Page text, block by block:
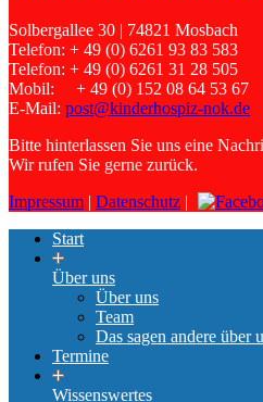
Solbergallee 30 | 74821 Mosbach
Telefon: + 49 (0) 6261 93 83 583
Telefon: + 49 (0) 6261 31 28 505
Mobil: + 49 (0) 152 08 64 53 67
E-Mail: post@kinderhospiz-nok.de
Bitte hinterlassen Sie uns eine
Wir rufen Sie gerne zurück.
Impressum | Datenschutz |
Start
Über uns
Über uns
Team
Das sagen andere über
Termine
Wissenswertes